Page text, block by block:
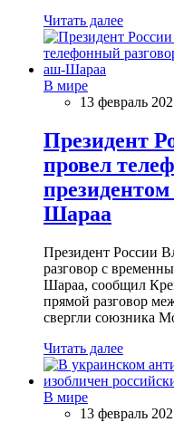
Читать далее
В мире
13 февраль
Президент
провел
Шараа
Президент России
разговор с
Шараа, сообщил
прямой разговор
свергли союзника
Читать далее
В мире
13 февраль